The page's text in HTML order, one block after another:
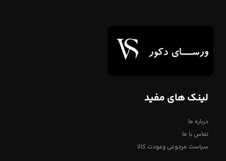
لینک های مفید
درباره ما
تماس با ما
سیاست مرجوعی وعودت کالا